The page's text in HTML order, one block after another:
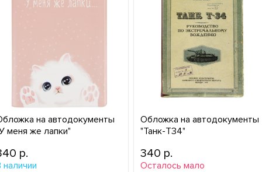
на автодокументы
меня же лапки"
p.
наличии
Обложка на автодокументы
"Танк-Т34"
340 p.
Осталось мало